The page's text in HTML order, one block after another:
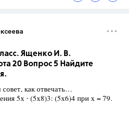
Ященко И. В.
20 Вопрос 5 Найдите
как отвечать…
5х ∙ (5х8)3: (5х6)4 при х = 79.